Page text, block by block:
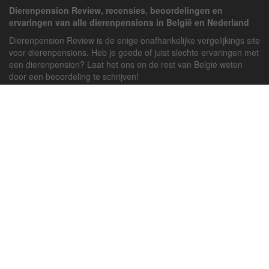
Dierenpension Review, recensies, beoordelingen en
ervaringen van alle dierenpensions in België en Nederland
Dierenpension Review is de enige onafhankelijke vergelijkings site
voor dierenpensions. Heb je goede of juist slechte ervaringen met
een dierenpension? Laat het ons en de rest van België weten
door een beoordeling te schrijven!